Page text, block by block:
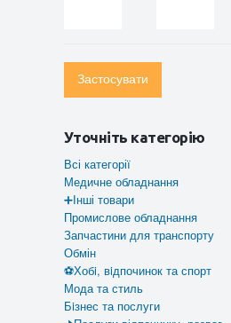
Застосувати
Уточніть категорію
Всі категорії
Медичне обладнання
➕Інші товари
Промислове обладнання
Запчастини для транспорту
Обмін
⚽Хобi, вiдпочинок та спорт
Мода та стиль
Бiзнес та послуги